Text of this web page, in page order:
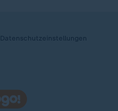
Datenschutzeinstellungen